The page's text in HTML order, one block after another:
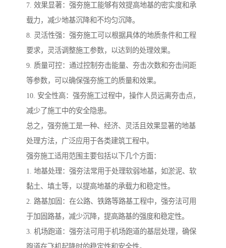
7. 效果显著：强夯施工能够有效提高地基的密实度和承
载力，减少地基沉降和不均匀沉降。
8. 灵活性强：强夯施工可以根据具体的地质条件和工程
要求，灵活调整施工参数，以达到的处理效果。
9. 质量可控：通过控制夯击能量、夯击次数和夯击间距
等参数，可以确保强夯施工的质量和效果。
10. 安全性高：强夯施工过程中，操作人员远离夯击点，
减少了施工中的安全隐患。
总之，强夯施工是一种、经济、灵活且效果显著的地基
处理方法，广泛应用于各类建筑工程中。
强夯施工适用范围主要包括以下几个方面：
1. 地基处理：强夯法常用于处理软弱地基，如淤泥、软
黏土、填土等，以提高地基的承载力和稳定性。
2. 路基加固：在公路、铁路等路基工程中，强夯法可用
于加固路基，减少沉降，提高路基的强度和稳定性。
3. 机场跑道：强夯法可用于机场跑道的基层处理，确保